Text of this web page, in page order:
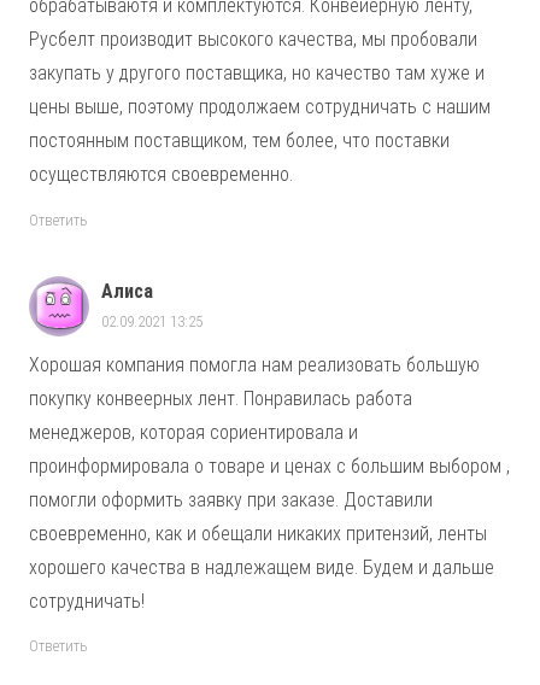
обрабатываютя и комплектуются. Конвейерную ленту,
Русбелт производит высокого качества, мы пробовали
закупать у другого поставщика, но качество там хуже и
цены выше, поэтому продолжаем сотрудничать с нашим
постоянным поставщиком, тем более, что поставки
осуществляются своевременно.
Ответить
Алиса
02.09.2021 13:25
Хорошая компания помогла нам реализовать большую
покупку конвеерных лент. Понравилась работа
менеджеров, которая сориентировала и
проинформировала о товаре и ценах с большим выбором ,
помогли оформить заявку при заказе. Доставили
своевременно, как и обещали никаких притензий, ленты
хорошего качества в надлежащем виде. Будем и дальше
сотрудничать!
Ответить